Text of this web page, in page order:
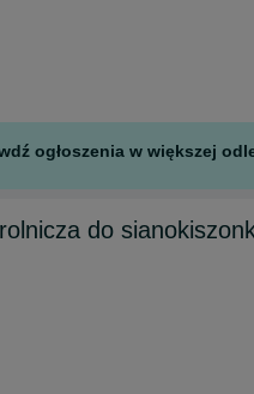
ogłoszenia w większej
do